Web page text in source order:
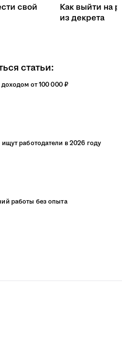
свой
Как выйти на
из декрета
статьи:
от 100 000 ₽
работодатели в 2026 году
работы без опыта